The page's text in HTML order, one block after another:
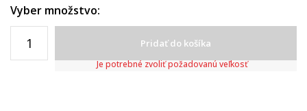
Vyber množstvo:
Pridať do košíka
Je potrebné zvoliť požadovanú veľkosť